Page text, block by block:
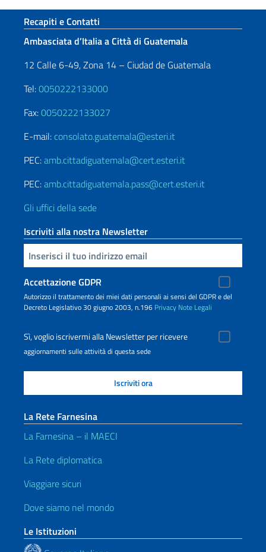
Sezione footer
Recapiti e Contatti
Ambasciata d’Italia a Città di Guatemala
12 Calle 6-49, Zona 14 – Ciudad de Guatemala
Tel:0050222133000
Fax:0050222133027
E-mail: consolato.guatemala@esteri.it
PEC:amb.cittadiguatemala@cert.esteri.it
PEC:amb.cittadiguatemala.pass@cert.esteri.it
Gli uffici della sede
Iscriviti alla nostra Newsletter
Inserisci la tua email
Accettazione GDPR
Autorizzo il trattamento dei miei dati personali ai sensi del GDPR e del
Decreto Legislativo 30 giugno 2003, n.196 Privacy Note Legali
Sì, voglio iscrivermi alla Newsletter per ricevere
aggiornamenti sulle attività di questa sede
La Rete Farnesina
La Farnesina – il MAECI
La Rete diplomatica
Viaggiare sicuri
Dove siamo nel mondo
Le Istituzioni